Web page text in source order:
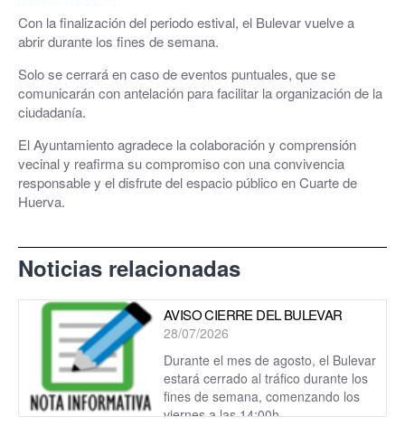
Con la finalización del periodo estival, el Bulevar vuelve a
abrir durante los fines de semana.
Solo se cerrará en caso de eventos puntuales, que se
comunicarán con antelación para facilitar la organización de la
ciudadanía.
El Ayuntamiento agradece la colaboración y comprensión
vecinal y reafirma su compromiso con una convivencia
responsable y el disfrute del espacio público en Cuarte de
Huerva.
Noticias relacionadas
AVISO CIERRE DEL BULEVAR
28/07/2026
Durante el mes de agosto, el Bulevar
estará cerrado al tráfico durante los
fines de semana, comenzando los
viernes a las 14:00h.